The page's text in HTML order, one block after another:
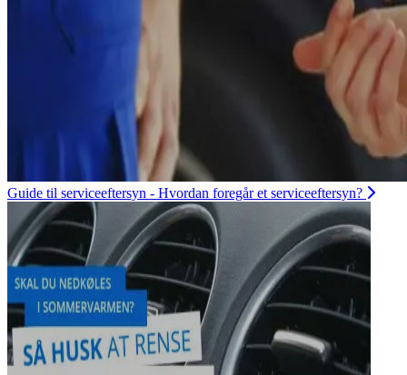
Guide til serviceeftersyn - Hvordan foregår et serviceeftersyn?